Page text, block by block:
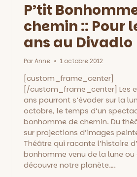
P’tit
chemin :: Pour
ans au Divadlo
ParAnne 1 octobre 2012
[custom_frame_center]
[/custom_frame_center] Les
ans pourront s’évader sur la
octobre, le temps d’un
bonhomme de chemin. Du
sur projections d’images
Théâtre qui raconte l’histoire
bonhomme venu de la lune ou
découvre notre planète….